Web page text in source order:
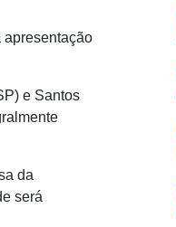
apresentação
e Santos
da
será